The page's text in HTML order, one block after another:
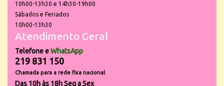
10h00-13h30 e 14h30-19h00
Sábados e Feriados
10h00-13h30
Atendimento Geral
Telefone eWhatsApp
219 831 150
Chamada para a rede fixa nacional
Das 10h às 18h Seg a Sex